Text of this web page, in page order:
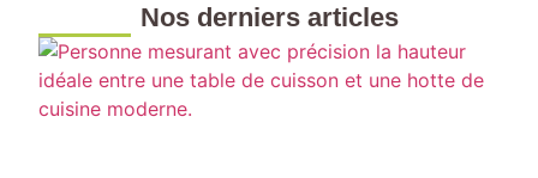
Nos derniers articles